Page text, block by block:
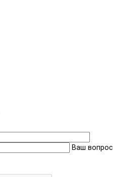
Ваш вопрос